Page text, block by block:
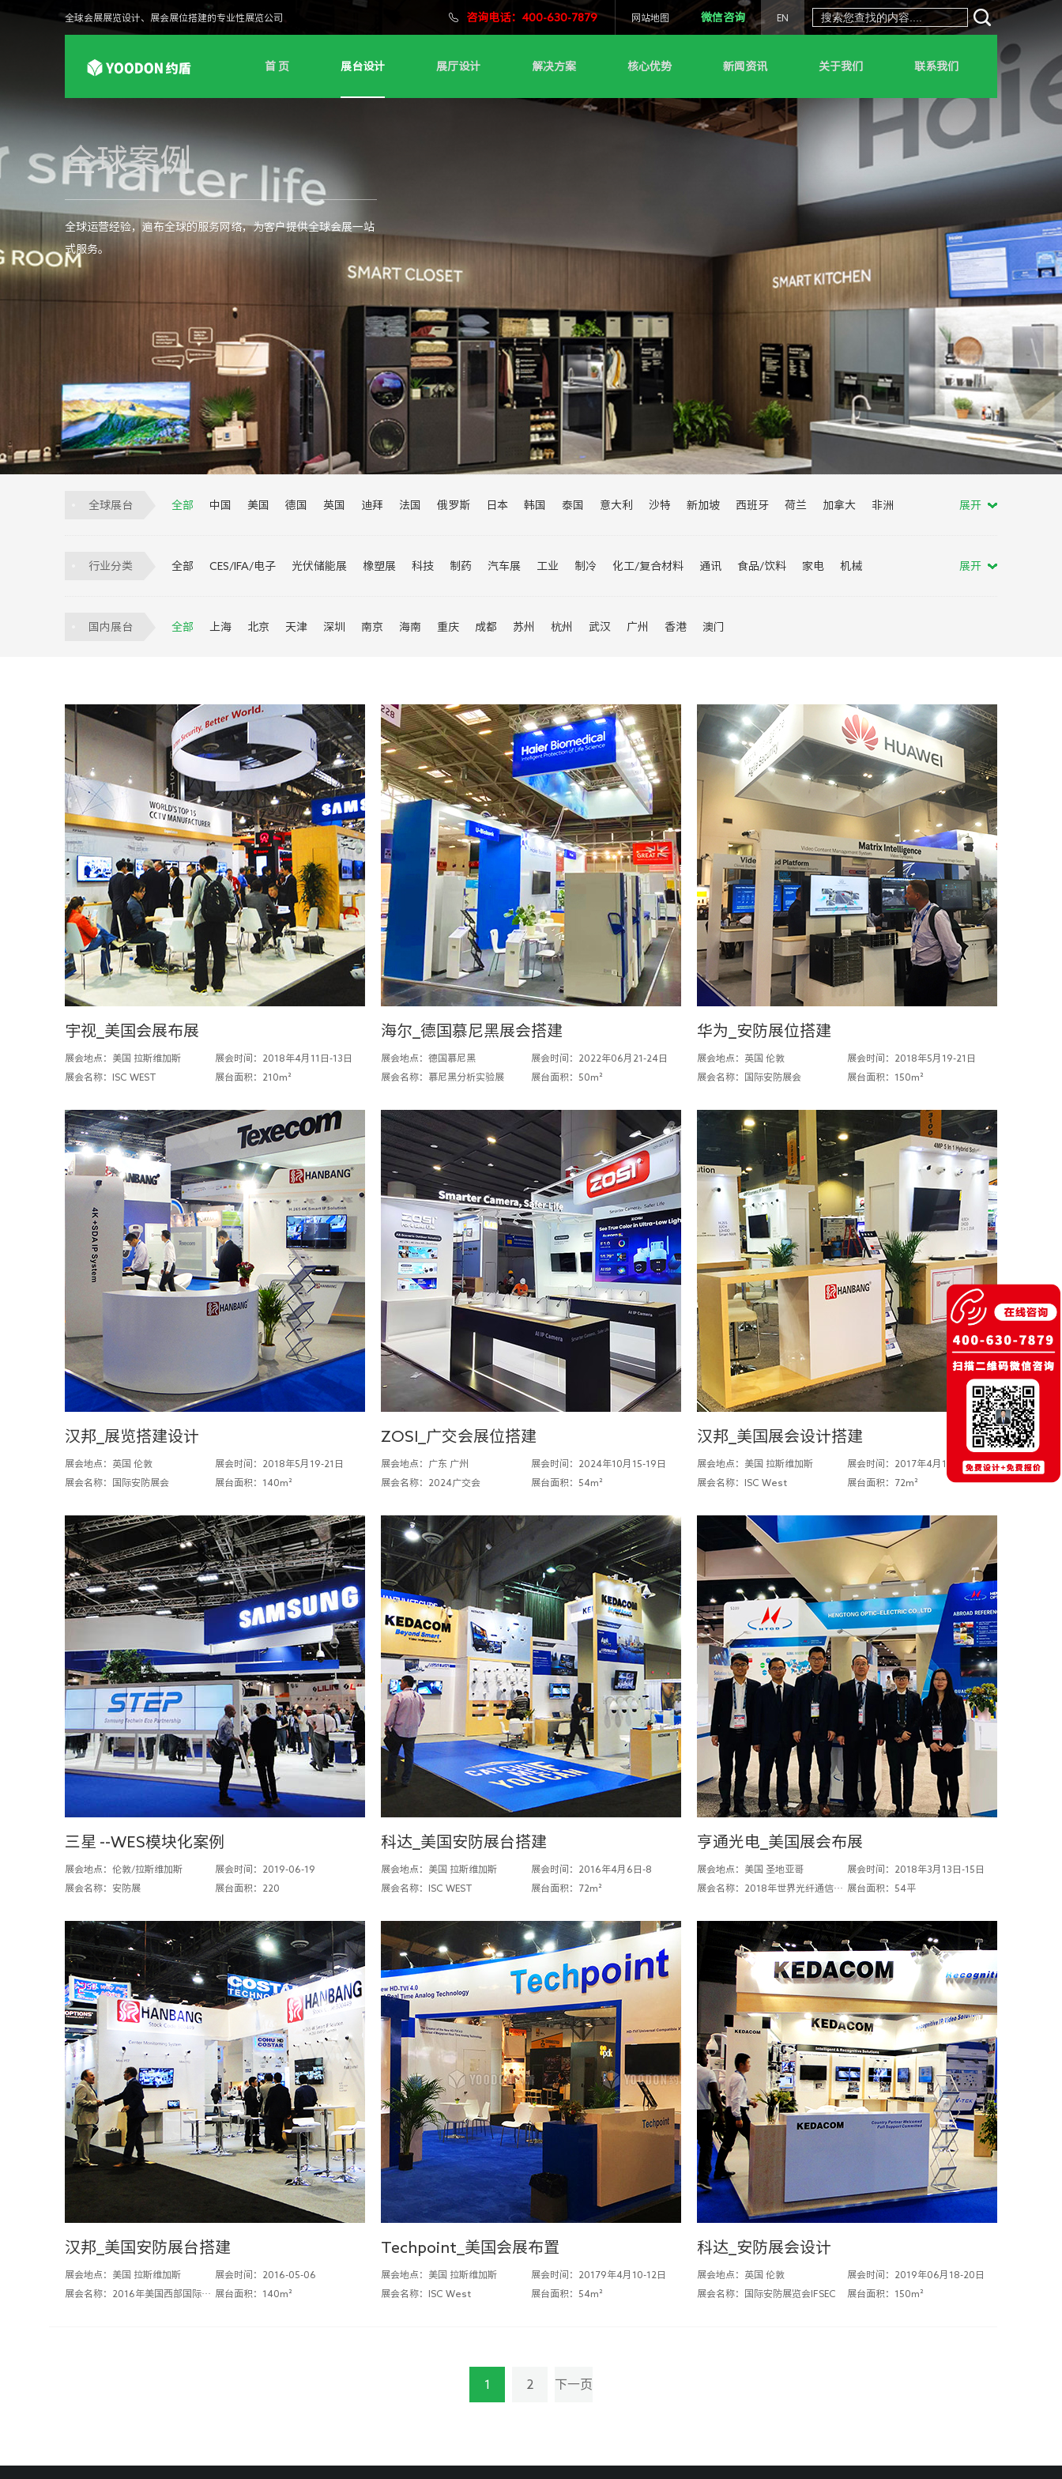
全球会展展览设计、展会展位搭建的专业性展览公司 咨询电话：400-630-7879 网站地图 微信咨询 EN
首 页 展台设计 展厅设计 解决方案 核心优势 新闻资讯 关于我们 联系我们
全球案例
全球运营经验，遍布全球的服务网络，为客户提供全球会展一站
式服务。
全球展台 全部 中国 美国 德国 英国 迪拜 法国 俄罗斯 日本 韩国 泰国 意大利 沙特 新加坡 西班牙 荷兰 加拿大 非洲
阿根廷 比利时 匈牙利 埃及 伊朗 菲律宾
展开
行业分类 全部 CES/IFA/电子 光伏储能展 橡塑展 科技 制药 汽车展 工业 制冷 化工/复合材料 通讯 食品/饮料 家电 机械 展开
国内展台 全部 上海 北京 天津 深圳 南京 海南 重庆 成都 苏州 杭州 武汉 广州 香港 澳门
宇视_美国会展布展
展会地点：美国 拉斯维加斯
展会时间：2018年4月11日-13日
展会名称：ISC WEST
展台面积：210m²
海尔_德国慕尼黑展会搭建
展会地点：德国慕尼黑
展会时间：2022年06月21-24日
展会名称：慕尼黑分析实验展
展台面积：50m²
华为_安防展位搭建
展会地点：英国 伦敦
展会时间：2018年5月19-21日
展会名称：国际安防展会
展台面积：150m²
汉邦_展览搭建设计
展会地点：英国 伦敦
展会时间：2018年5月19-21日
展会名称：国际安防展会
展台面积：140m²
ZOSI_广交会展位搭建
展会地点：广东 广州
展会时间：2024年10月15-19日
展会名称：2024广交会
展台面积：54m²
汉邦_美国展会设计搭建
展会地点：美国 拉斯维加斯
展会时间：2017年4月10-12日
展会名称：ISC West
展台面积：72m²
三星 --WES模块化案例
展会地点：伦敦/拉斯维加斯
展会时间：2019-06-19
展会名称：安防展
展台面积：220
科达_美国安防展台搭建
展会地点：美国 拉斯维加斯
展会时间：2016年4月6日-8
展会名称：ISC WEST
展台面积：72m²
亨通光电_美国展会布展
展会地点：美国 圣地亚哥
展会时间：2018年3月13日-15日
展会名称：2018年世界光纤通信大会 展台面积：54平
汉邦_美国安防展台搭建
展会地点：美国 拉斯维加斯
展会时间：2016-05-06
展会名称：2016年美国西部国际安防产品博览会ISC WEST 展台面积：140m²
Techpoint_美国会展布置
展会地点：美国 拉斯维加斯
展会时间：20179年4月10-12日
展会名称：ISC West
展台面积：54m²
科达_安防展会设计
展会地点：英国 伦敦
展会时间：2019年06月18-20日
展会名称：国际安防展览会IFSEC
展台面积：150m²
1 2 下一页